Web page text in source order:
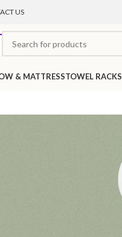
US
& MATTRESSTOWEL RACKS